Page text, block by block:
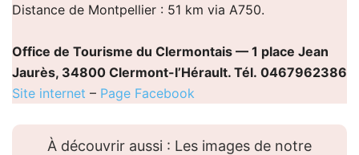
Distance de Montpellier : 51 km via A750.
Office de Tourisme du Clermontais — 1 place Jean
Jaurès, 34800 Clermont-l’Hérault. Tél. 0467962386
Site internet – Page Facebook
À découvrir aussi : Les images de notre